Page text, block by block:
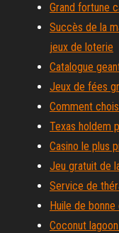
Grand fortune
Succès de la
jeux de loterie
Catalogue
Jeux de fées
Comment
Texas holdem
Casino le plus
Jeu gratuit de
Service de
Huile de
Coconut